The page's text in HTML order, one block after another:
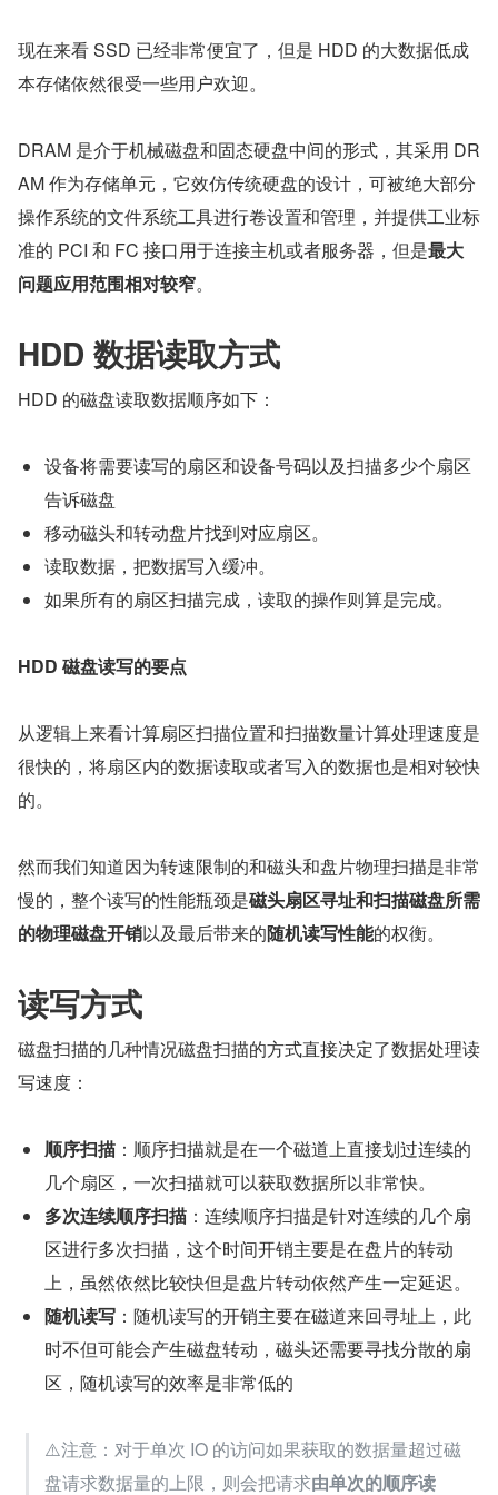
现在来看 SSD 已经非常便宜了，但是 HDD 的大数据低成
本存储依然很受一些用户欢迎。
DRAM 是介于机械磁盘和固态硬盘中间的形式，其采用 DR
AM 作为存储单元，它效仿传统硬盘的设计，可被绝大部分
操作系统的文件系统工具进行卷设置和管理，并提供工业标
准的 PCI 和 FC 接口用于连接主机或者服务器，但是最大
问题应用范围相对较窄。
HDD 数据读取方式
HDD 的磁盘读取数据顺序如下：
设备将需要读写的扇区和设备号码以及扫描多少个扇区
告诉磁盘
移动磁头和转动盘片找到对应扇区。
读取数据，把数据写入缓冲。
如果所有的扇区扫描完成，读取的操作则算是完成。
HDD 磁盘读写的要点
从逻辑上来看计算扇区扫描位置和扫描数量计算处理速度是
很快的，将扇区内的数据读取或者写入的数据也是相对较快
的。
然而我们知道因为转速限制的和磁头和盘片物理扫描是非常
慢的，整个读写的性能瓶颈是磁头扇区寻址和扫描磁盘所需
的物理磁盘开销以及最后带来的随机读写性能的权衡。
读写方式
磁盘扫描的几种情况磁盘扫描的方式直接决定了数据处理读
写速度：
顺序扫描 ：顺序扫描就是在一个磁道上直接划过连续的
几个扇区，一次扫描就可以获取数据所以非常快。
多次连续顺序扫描 ：连续顺序扫描是针对连续的几个扇
区进行多次扫描，这个时间开销主要是在盘片的转动
上，虽然依然比较快但是盘片转动依然产生一定延迟。
随机读写 ：随机读写的开销主要在磁道来回寻址上，此
时不但可能会产生磁盘转动，磁头还需要寻找分散的扇
区，随机读写的效率是非常低的
⚠️注意：对于单次 IO 的访问如果获取的数据量超过磁
盘请求数据量的上限，则会把请求由单次的顺序读